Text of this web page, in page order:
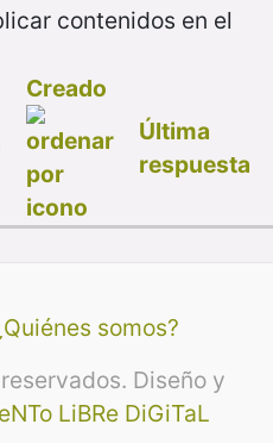
contenidos en el
Creado
Última
respuesta
somos?
Diseño y
LiBRe DiGiTaL